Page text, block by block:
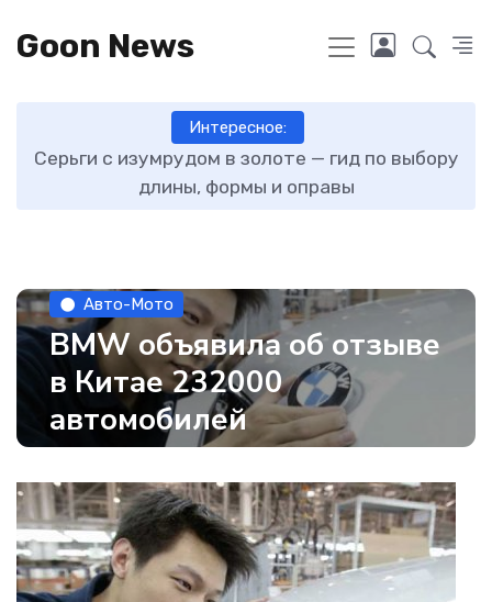
Goon News
Интересное:
Серьги с изумрудом в золоте — гид по выбору
длины, формы и оправы
Авто-Мото
BMW объявила об отзыве
в Китае 232000
автомобилей